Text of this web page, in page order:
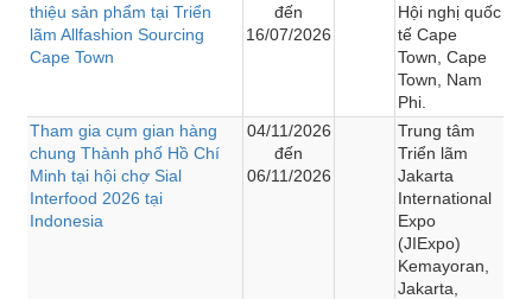
thiệu sản phẩm tại Triển
lãm Allfashion Sourcing
Cape Town
đến
16/07/2026
Hội nghị quốc
tế Cape
Town, Cape
Town, Nam
Phi.
Tham gia cụm gian hàng
chung Thành phố Hồ Chí
Minh tại hội chợ Sial
Interfood 2026 tại
Indonesia
04/11/2026
đến
06/11/2026
Trung tâm
Triển lãm
Jakarta
International
Expo
(JIExpo)
Kemayoran,
Jakarta,